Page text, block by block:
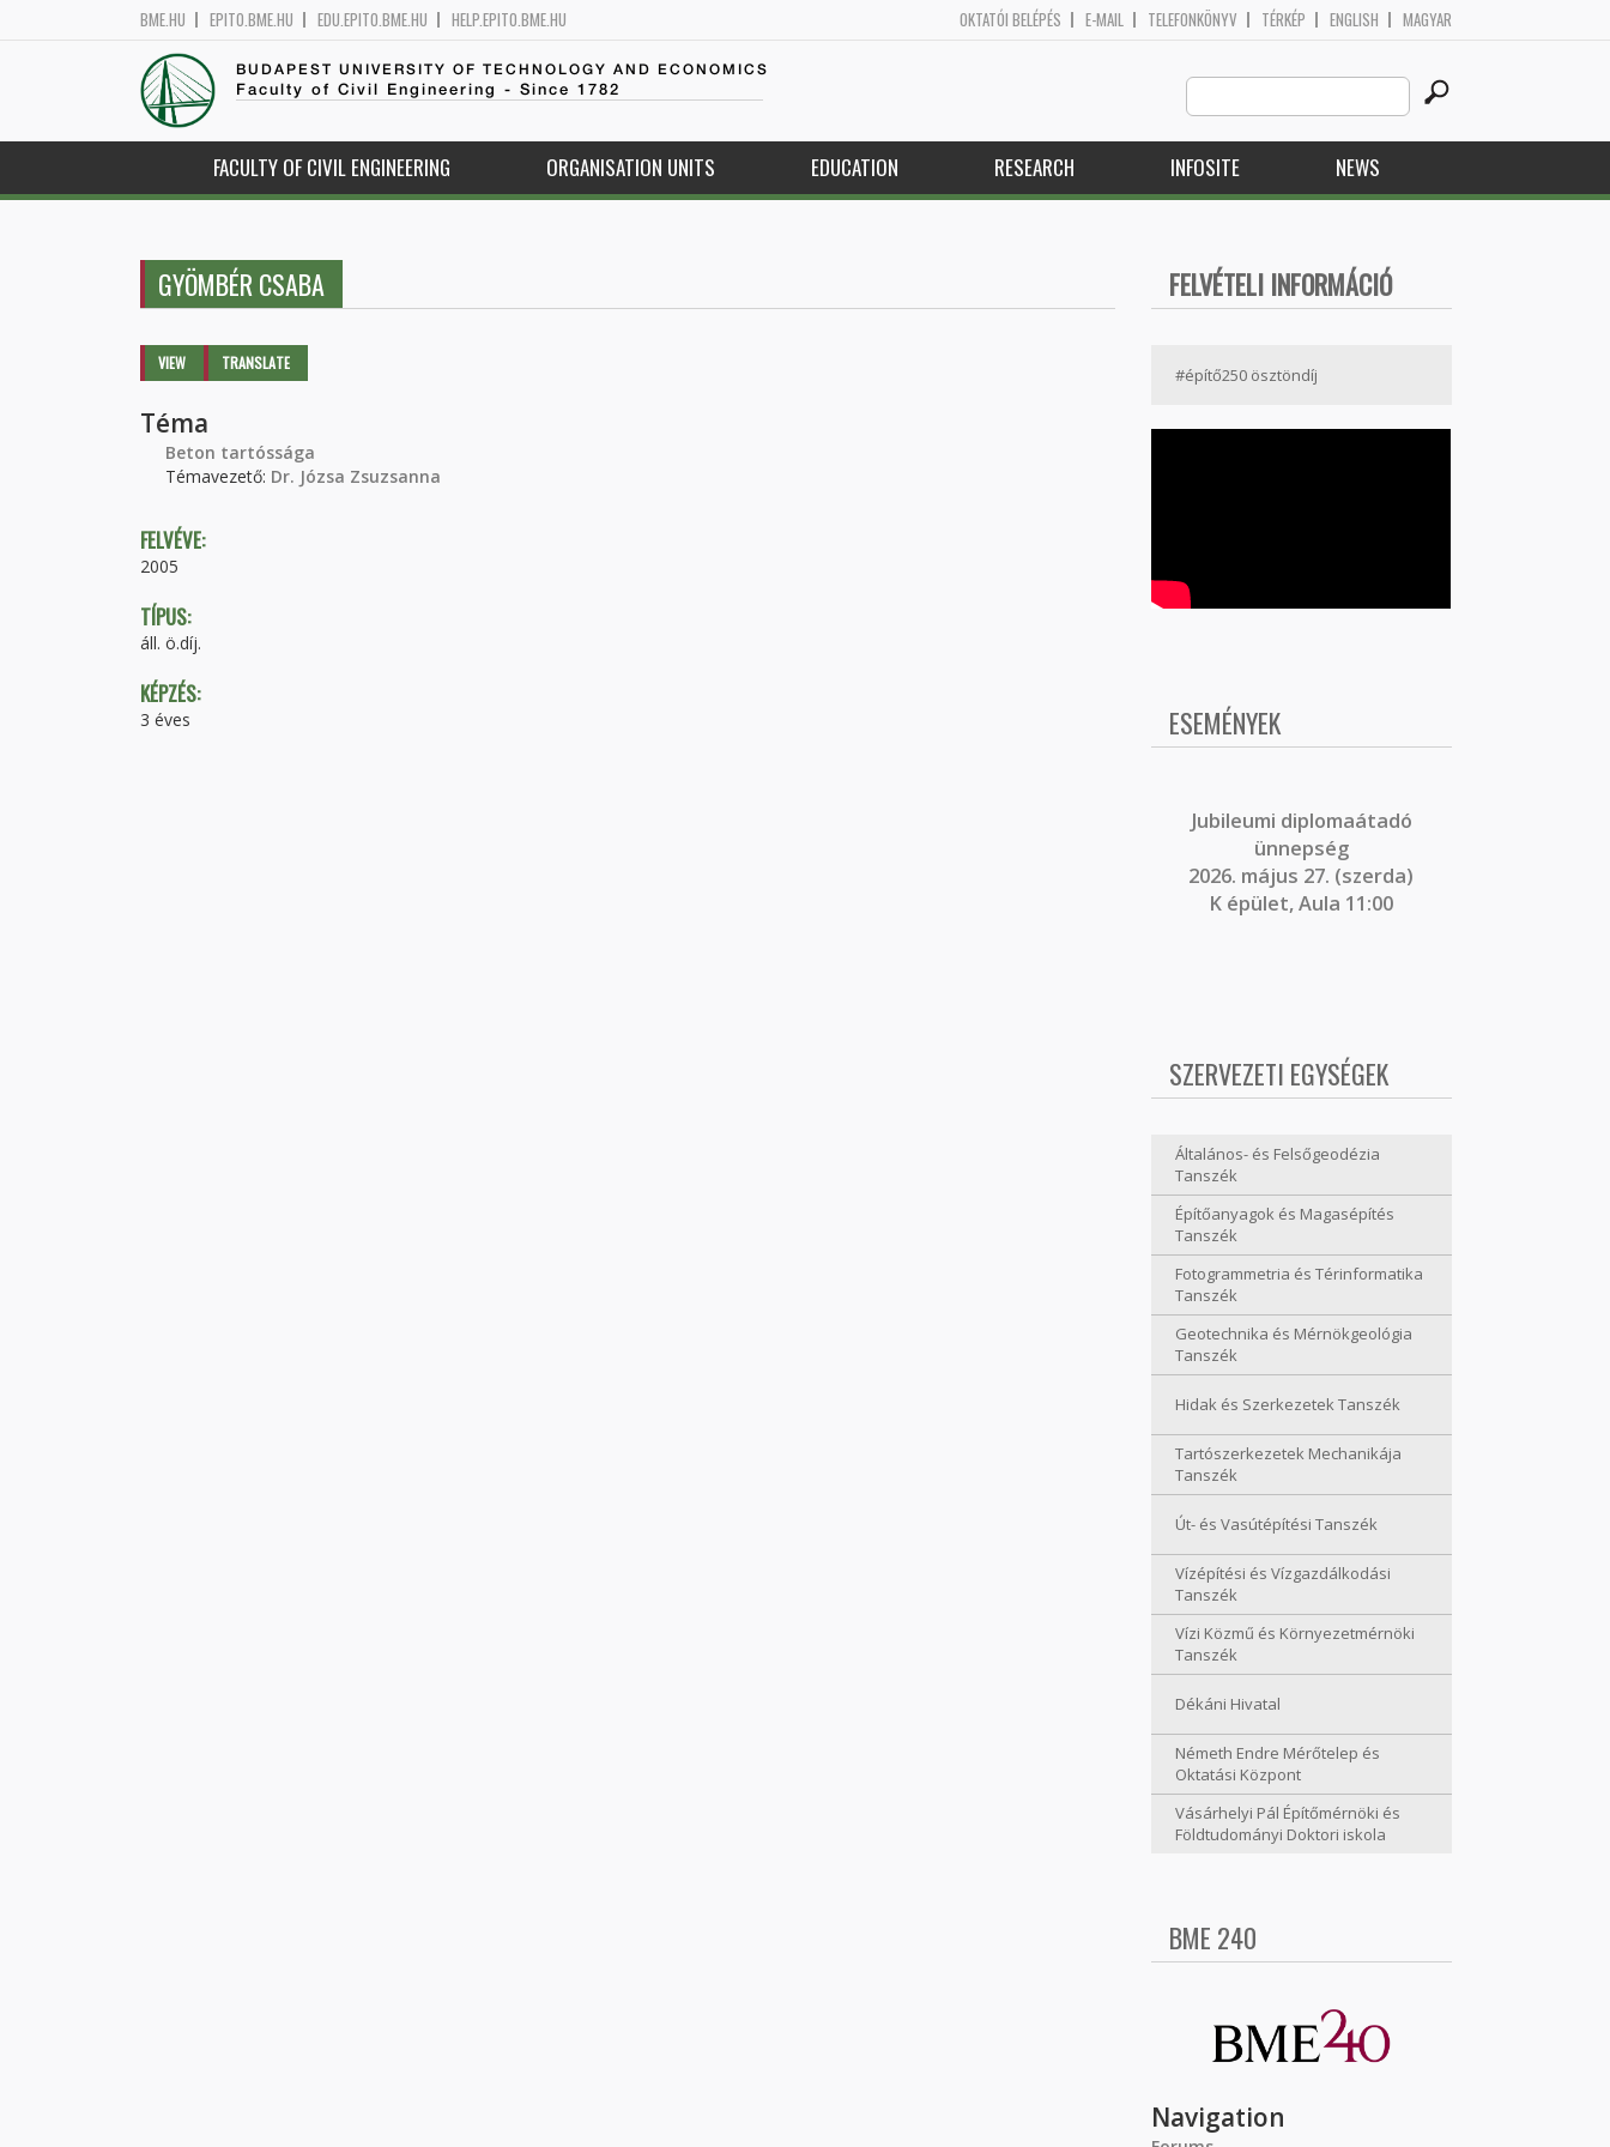
BME.HU EPITO.BME.HU EDU.EPITO.BME.HU HELP.EPITO.BME.HU OKTATÓI BELÉPÉS E-MAIL TELEFONKÖNYV TÉRKÉP ENGLISH MAGYAR
BUDAPEST UNIVERSITY OF TECHNOLOGY AND ECONOMICS
Faculty of Civil Engineering - Since 1782
Search
this
site
FACULTY OF CIVIL ENGINEERING ORGANISATION UNITS EDUCATION RESEARCH INFOSITE NEWS
GYÖMBÉR CSABA
Primary tabs
VIEW (ACTIVETRANSLATE
Téma
Beton tartóssága
Témavezető: Dr. Józsa Zsuzsanna
FELVÉVE:
2005
TÍPUS:
áll. ö.díj.
KÉPZÉS:
3 éves
FELVÉTELI INFORMÁCIÓ
#építő250 ösztöndíj
ESEMÉNYEK
Jubileumi diplomaátadó
ünnepség
2026. május 27. (szerda)
K épület, Aula 11:00
SZERVEZETI EGYSÉGEK
Általános- és Felsőgeodézia
Tanszék
Építőanyagok és Magasépítés
Tanszék
Fotogrammetria és Térinformatika
Tanszék
Geotechnika és Mérnökgeológia
Tanszék
Hidak és Szerkezetek Tanszék
Tartószerkezetek Mechanikája
Tanszék
Út- és Vasútépítési Tanszék
Vízépítési és Vízgazdálkodási
Tanszék
Vízi Közmű és Környezetmérnöki
Tanszék
Dékáni Hivatal
Németh Endre Mérőtelep és
Oktatási Központ
Vásárhelyi Pál Építőmérnöki és
Földtudományi Doktori iskola
BME 240
Navigation